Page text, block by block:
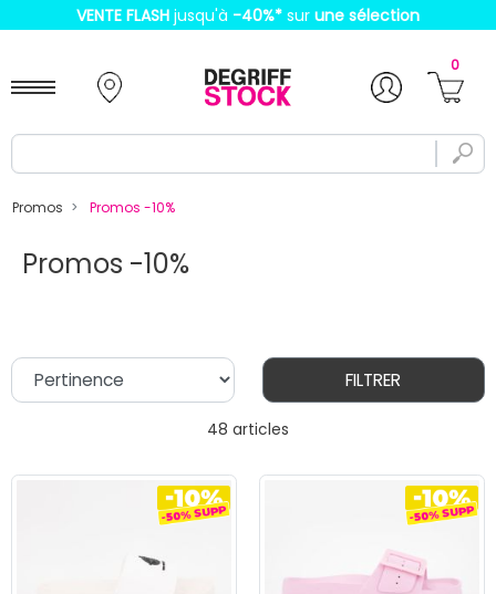
VENTE FLASH jusqu'à -40%* sur une sélection
0
Promos Promos -10%
Promos -10%
48 articles
FILTRER